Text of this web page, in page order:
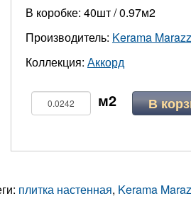
В коробке: 40шт / 0.97м2
Производитель: Kerama
Коллекция: Аккорд
В
плитка настенная, Kerama